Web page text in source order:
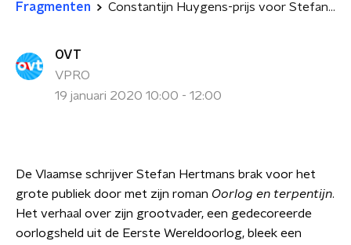
Fragmenten Constantijn Huygens-prijs voor Stefan Hertmans
OVT
VPRO
19 januari 2020 10:00 - 12:00
De Vlaamse schrijver Stefan Hertmans brak voor het
grote publiek door met zijn roman Oorlog en terpentijn.
Het verhaal over zijn grootvader, een gedecoreerde
oorlogsheld uit de Eerste Wereldoorlog, bleek een